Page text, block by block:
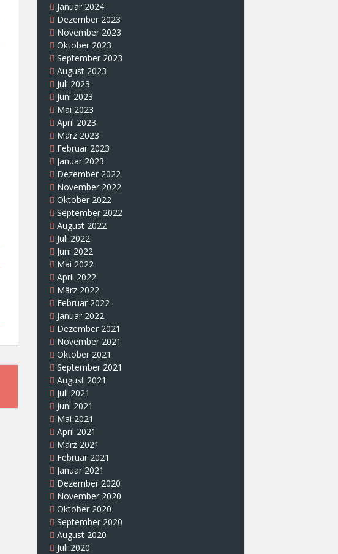
Januar 2024
Dezember 2023
November 2023
Oktober 2023
September 2023
August 2023
Juli 2023
Juni 2023
Mai 2023
April 2023
März 2023
Februar 2023
Januar 2023
Dezember 2022
November 2022
Oktober 2022
September 2022
August 2022
Juli 2022
Juni 2022
Mai 2022
April 2022
März 2022
Februar 2022
Januar 2022
Dezember 2021
November 2021
Oktober 2021
September 2021
August 2021
Juli 2021
Juni 2021
Mai 2021
April 2021
März 2021
Februar 2021
Januar 2021
Dezember 2020
November 2020
Oktober 2020
September 2020
August 2020
Juli 2020